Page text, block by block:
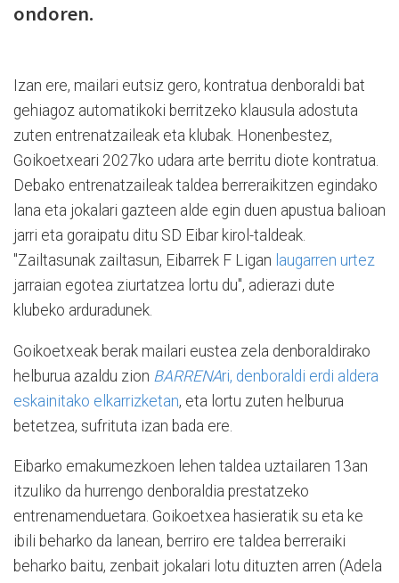
ondoren.
Izan ere, mailari eutsiz gero, kontratua denboraldi bat
gehiagoz automatikoki berritzeko klausula adostuta
zuten entrenatzaileak eta klubak. Honenbestez,
Goikoetxeari 2027ko udara arte berritu diote kontratua.
Debako entrenatzaileak taldea berreraikitzen egindako
lana eta jokalari gazteen alde egin duen apustua balioan
jarri eta goraipatu ditu SD Eibar kirol-taldeak.
"Zailtasunak zailtasun, Eibarrek F Ligan laugarren urtez
jarraian egotea ziurtatzea lortu du", adierazi dute
klubeko arduradunek.
Goikoetxeak berak mailari eustea zela denboraldirako
helburua azaldu zion BARRENAri, denboraldi erdi aldera
eskainitako elkarrizketan, eta lortu zuten helburua
betetzea, sufrituta izan bada ere.
Eibarko emakumezkoen lehen taldea uztailaren 13an
itzuliko da hurrengo denboraldia prestatzeko
entrenamenduetara. Goikoetxea hasieratik su eta ke
ibili beharko da lanean, berriro ere taldea berreraiki
beharko baitu, zenbait jokalari lotu dituzten arren (Adela